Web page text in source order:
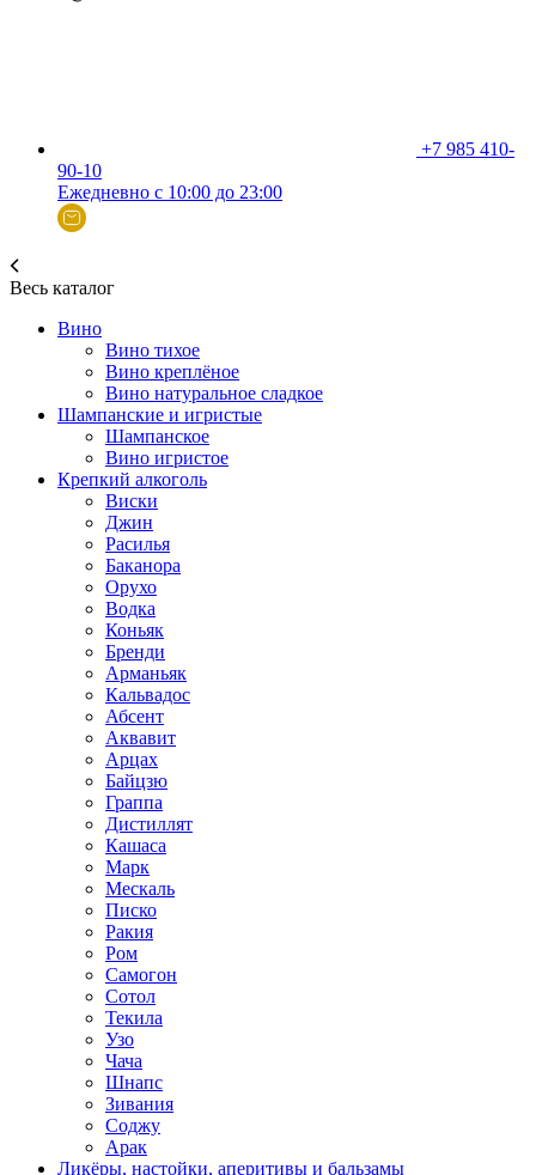
+7 985 410-
90-10
Ежедневно с 10:00 до 23:00
Весь каталог
Вино
Вино тихое
Вино креплёное
Вино натуральное сладкое
Шампанские и игристые
Шампанское
Вино игристое
Крепкий алкоголь
Виски
Джин
Расилья
Баканора
Орухо
Водка
Коньяк
Бренди
Арманьяк
Кальвадос
Абсент
Аквавит
Арцах
Байцзю
Граппа
Дистиллят
Кашаса
Марк
Мескаль
Писко
Ракия
Ром
Самогон
Сотол
Текила
Узо
Чача
Шнапс
Зивания
Соджу
Арак
Ликёры, настойки, аперитивы и бальзамы